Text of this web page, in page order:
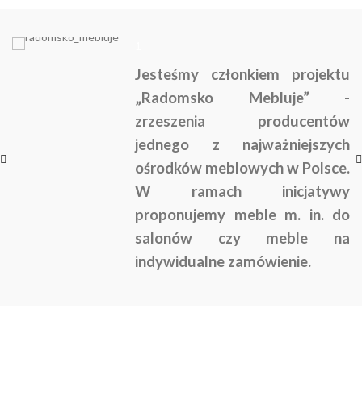
Jesteśmy członkiem projektu
„Radomsko Mebluje” -
zrzeszenia producentów
jednego z najważniejszych
ośrodków meblowych w Polsce.
W ramach inicjatywy
proponujemy meble m. in. do
salonów czy meble na
indywidualne zamówienie.